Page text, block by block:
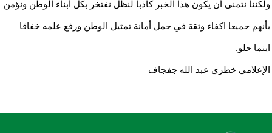
ولكننا نتمنى أن يكون هذا الخبر كاذبا لنظل نفتخر بكل أبناء الوطن ونؤمن
بأنهم جميعا اكفاء وثقة في حمل أمانة تمثيل الوطن ورفع علمه خفاقا
اينما حلو.
الإعلامي خطري عبد الله جفجاف